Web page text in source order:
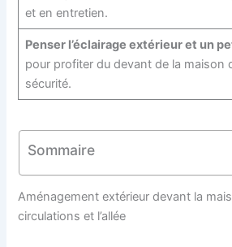
et en entretien.
Penser l’éclairage extérieur et un
pour profiter du devant de la maison
sécurité.
Sommaire
Aménagement extérieur devant la
circulations et l’allée